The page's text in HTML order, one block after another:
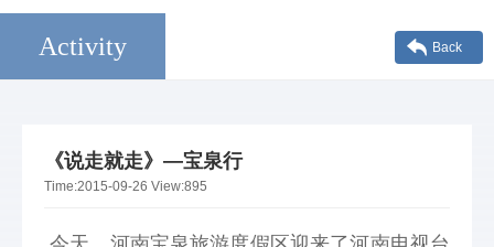
Activity Back
《说走就走》—宝泉行
Time:2015-09-26 View:895